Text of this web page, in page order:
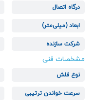
درگاه اتصال
ابعاد (میلی‌متر)
شرکت سازنده
مشخصات فنی
نوع فلش
سرعت خواندن ترتیبی